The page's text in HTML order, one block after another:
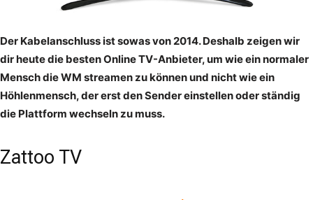
Der Kabelanschluss ist sowas von 2014. Deshalb zeigen wir
dir heute die besten Online TV-Anbieter, um wie ein normaler
Mensch die WM streamen zu können und nicht wie ein
Höhlenmensch, der erst den Sender einstellen oder ständig
die Plattform wechseln zu muss.
Zattoo TV